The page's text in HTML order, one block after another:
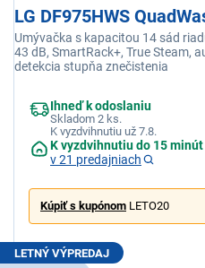
LG DF975HWS
Umývačka s kapacitou 14 sád
43 dB, SmartRack+, True Steam,
detekcia stupňa znečistenia
Ihneď k odoslaniu
Skladom 2 ks.
K vyzdvihnutiu už 7.8.
K vyzdvihnutiu do 15 minút
v 21 predajniach
Kúpiť s kupónom LETO20
LETNÝ VÝPREDAJ